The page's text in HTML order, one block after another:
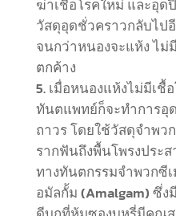
ฆ่าเชื้อโรคใหม่ และอุ
วัสดุอุดชั่วคราวกลับไป
จนกว่าหนองจะแห้ง ไม่
ตกค้าง
เมื่อหนองแห้งไม่มีเชื้
ทันตแพทย์ก็จะทำการอุ
ถาวร โดยใช้วัสดุจำพว
รากฟันถึงพื้นโพรงประ
ทางทันตกรรมจำพวกซี
อมัลกั้ม (Amalgam) ซึ่ง